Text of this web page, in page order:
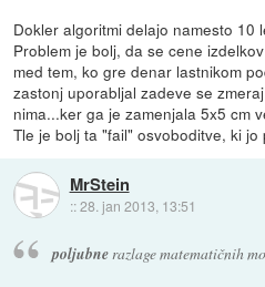
Dokler algoritmi delajo namesto 10
Problem je bolj, da se cene
med tem, ko gre denar lastnikom
zastonj uporabljal zadeve se
nima...ker ga je zamenjala 5x5 cm
Tle je bolj ta "fail" osvoboditve, ki
MrStein
::28. jan 2013, 13:51
poljubnerazlage matematičnih